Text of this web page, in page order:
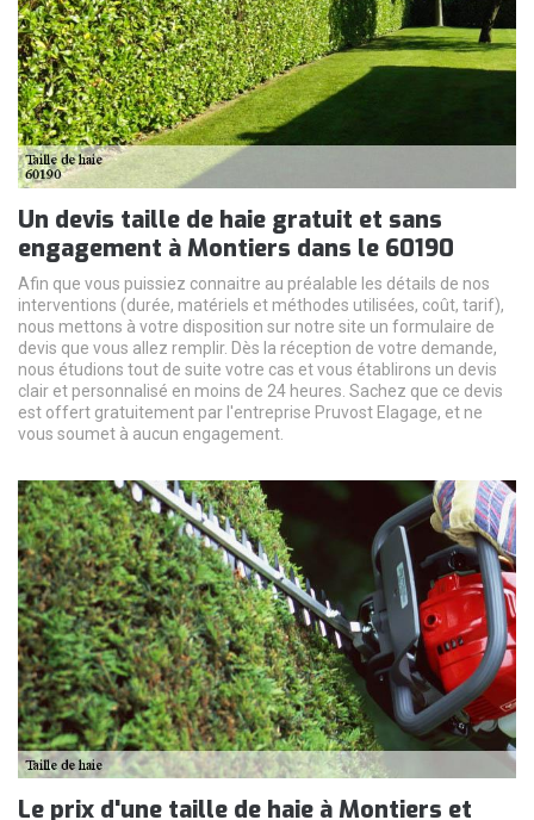
Un devis taille de haie gratuit et sans
engagement à Montiers dans le 60190
Afin que vous puissiez connaitre au préalable les détails de nos
interventions (durée, matériels et méthodes utilisées, coût, tarif),
nous mettons à votre disposition sur notre site un formulaire de
devis que vous allez remplir. Dès la réception de votre demande,
nous étudions tout de suite votre cas et vous établirons un devis
clair et personnalisé en moins de 24 heures. Sachez que ce devis
est offert gratuitement par l'entreprise Pruvost Elagage, et ne
vous soumet à aucun engagement.
Le prix d'une taille de haie à Montiers et